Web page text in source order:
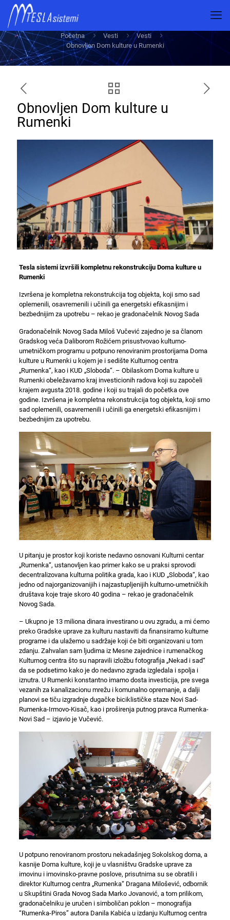
Obnovljen Dom kulture u Rumenki
Početna Vesti
Vesti
Obnovljen Dom kulture u Rumenki
Obnovljen Dom kulture u
Rumenki
Tesla sistemi izvršili kompletnu rekonstrukciju Doma kulture u
Rumenki
Izvršena je kompletna rekonstrukcija tog objekta, koji smo sad
oplemenili, osavremenili i učinili ga energetski efikasnijim i
bezbednijim za upotrebu – rekao je gradonačelnik Novog Sada
Gradonačelnik Novog Sada Miloš Vučević zajedno je sa članom
Gradskog veća Daliborom Rožićem prisustvovao kulturno-
umetničkom programu u potpuno renoviranim prostorijama Doma
kulture u Rumenki u kojem je i sedište Kulturnog centra
„Rumenka“, kao i KUD „Sloboda“. – Obilaskom Doma kulture u
Rumenki obeležavamo kraj investicionih radova koji su započeli
krajem avgusta 2018. godine i koji su trajali do početka ove
godine. Izvršena je kompletna rekonstrukcija tog objekta, koji smo
sad oplemenili, osavremenili i učinili ga energetski efikasnijim i
bezbednijim za upotrebu.
U pitanju je prostor koji koriste nedavno osnovani Kulturni centar
„Rumenka“, ustanovljen kao primer kako se u praksi sprovodi
decentralizovana kulturna politika grada, kao i KUD „Sloboda“, kao
jedno od najorganizovanijih i najzastupljenijih kulturno-umetničkih
društava koje traje skoro 40 godina – rekao je gradonačelnik
Novog Sada.
– Ukupno je 13 miliona dinara investirano u ovu zgradu, a mi ćemo
preko Gradske uprave za kulturu nastaviti da finansiramo kulturne
programe i da ulažemo u sadržaje koji će biti organizovani u tom
zdanju. Zahvalan sam ljudima iz Mesne zajednice i rumenačkog
Kulturnog centra što su napravili izložbu fotografija „Nekad i sad“
da se podsetimo kako je do nedavno zgrada izgledala i spolja i
iznutra. U Rumenki konstantno imamo dosta investicija, pre svega
vezanih za kanalizacionu mrežu i komunalno opremanje, a dalji
planovi se tiču izgradnje dugačke biciklističke staze Novi Sad-
Rumenka-Irmovo-Kisač, kao i proširenja putnog pravca Rumenka-
Novi Sad – izjavio je Vučević.
U potpuno renoviranom prostoru nekadašnjeg Sokolskog doma, a
kasnije Doma kulture, koji je u vlasništvu Gradske uprave za
imovinu i imovinsko-pravne poslove, prisutnima su se obratili i
direktor Kulturnog centra „Rumenka“ Dragana Milošević, odbornik
u Skupštini Grada Novog Sada Marko Jovanović, a tom prilikom,
gradonačelniku je uručen i simboličan poklon – monografija
“Rumenka-Piros” autora Danila Kabića u izdanju Kulturnog centra